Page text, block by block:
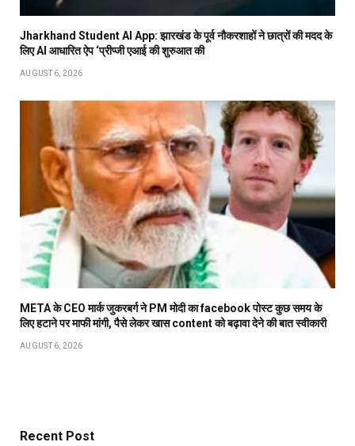
Jharkhand Student AI App: झारखंड के पूर्व नौकरशाहों ने छात्रों की मदद के
लिए AI आधारित ऐप ‘प्रीप्जी एआई की शुरुआत की
AUGUST 6, 2026
META के CEO मार्क जुकरबर्ग ने PM मोदी का facebook पोस्ट कुछ समय के
लिए हटाने पर माफी मांगी, पैसे लेकर खास content को बढ़ावा देने की बात स्वीकारी
AUGUST 6, 2026
Recent Post